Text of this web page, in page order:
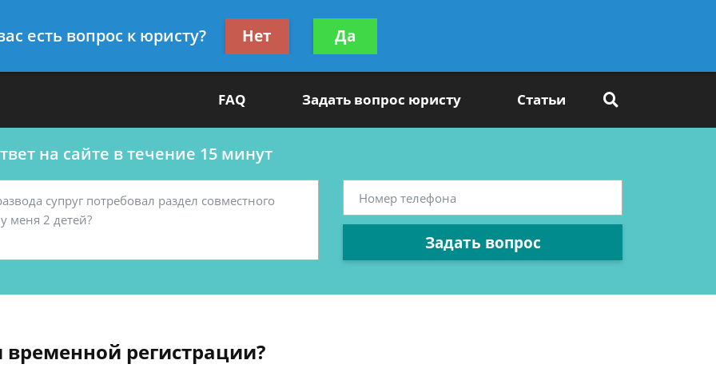
Получите консультацию
бесплатно
FAQ Задать вопрос юристу Статьи
на сайте в течение 15 минут
Задать вопрос
регистрации?
есть вопрос к юристу? Нет Да